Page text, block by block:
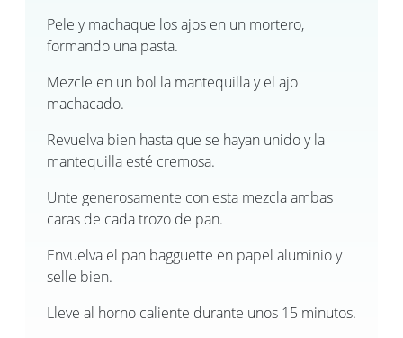
Pele y machaque los ajos en un mortero,
formando una pasta.
Mezcle en un bol la mantequilla y el ajo
machacado.
Revuelva bien hasta que se hayan unido y la
mantequilla esté cremosa.
Unte generosamente con esta mezcla ambas
caras de cada trozo de pan.
Envuelva el pan bagguette en papel aluminio y
selle bien.
Lleve al horno caliente durante unos 15 minutos.